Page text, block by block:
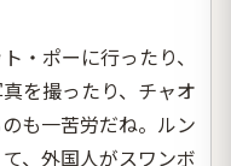
・ポーに行ったり、
を撮ったり、チャオ
も一苦労だね。ルン
、外国人がスワンボ